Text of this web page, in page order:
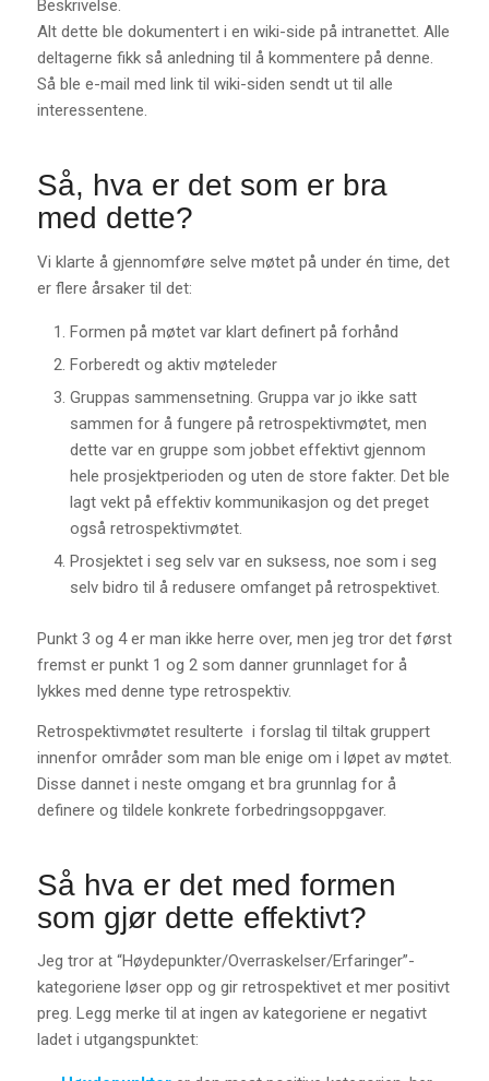
Beskrivelse.
Alt dette ble dokumentert i en wiki-side på intranettet. Alle
deltagerne fikk så anledning til å kommentere på denne.
Så ble e-mail med link til wiki-siden sendt ut til alle
interessentene.
Så, hva er det som er bra
med dette?
Vi klarte å gjennomføre selve møtet på under én time, det
er flere årsaker til det:
Formen på møtet var klart definert på forhånd
Forberedt og aktiv møteleder
Gruppas sammensetning. Gruppa var jo ikke satt
sammen for å fungere på retrospektivmøtet, men
dette var en gruppe som jobbet effektivt gjennom
hele prosjektperioden og uten de store fakter. Det ble
lagt vekt på effektiv kommunikasjon og det preget
også retrospektivmøtet.
Prosjektet i seg selv var en suksess, noe som i seg
selv bidro til å redusere omfanget på retrospektivet.
Punkt 3 og 4 er man ikke herre over, men jeg tror det først
fremst er punkt 1 og 2 som danner grunnlaget for å
lykkes med denne type retrospektiv.
Retrospektivmøtet resulterte i forslag til tiltak gruppert
innenfor områder som man ble enige om i løpet av møtet.
Disse dannet i neste omgang et bra grunnlag for å
definere og tildele konkrete forbedringsoppgaver.
Så hva er det med formen
som gjør dette effektivt?
Jeg tror at “Høydepunkter/Overraskelser/Erfaringer”-
kategoriene løser opp og gir retrospektivet et mer positivt
preg. Legg merke til at ingen av kategoriene er negativt
ladet i utgangspunktet: